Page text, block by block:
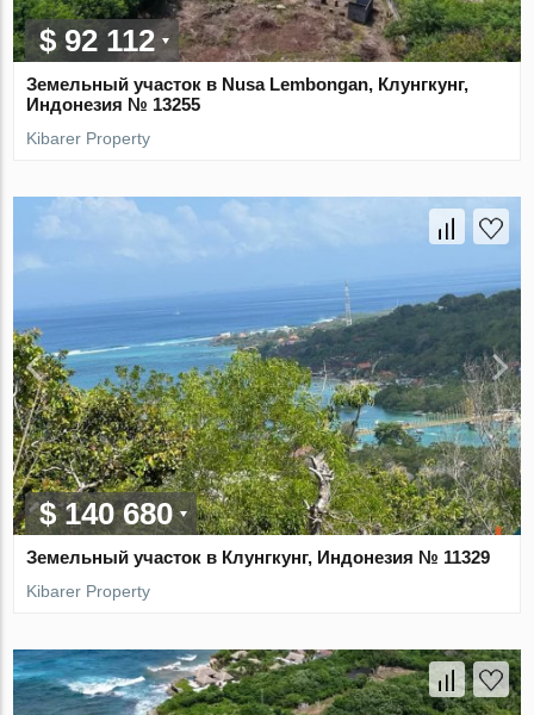
$ 92 112
Земельный участок в Nusa Lembongan, Клунгкунг,
Индонезия № 13255
Kibarer Property
$ 140 680
Земельный участок в Клунгкунг, Индонезия № 11329
Kibarer Property